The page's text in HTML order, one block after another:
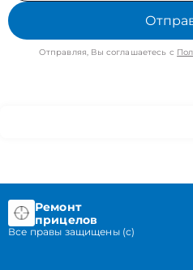
Отправляя, Вы соглашаетесь с
Ремонт
прицелов
Все правы защищены (с)